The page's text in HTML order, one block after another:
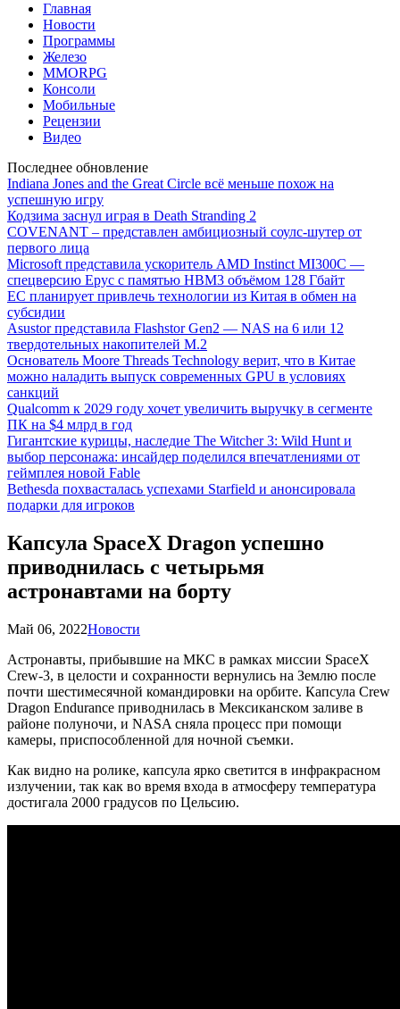
Главная
Новости
Программы
Железо
MMORPG
Консоли
Мобильные
Рецензии
Видео
Последнее обновление
Indiana Jones and the Great Circle всё меньше похож на
успешную игру
Кодзима заснул играя в Death Stranding 2
COVENANT – представлен амбициозный соулс-шутер от
первого лица
Microsoft представила ускоритель AMD Instinct MI300C —
спецверсию Epyc с памятью HBM3 объёмом 128 Гбайт
ЕС планирует привлечь технологии из Китая в обмен на
субсидии
Asustor представила Flashstor Gen2 — NAS на 6 или 12
твердотельных накопителей M.2
Основатель Moore Threads Technology верит, что в Китае
можно наладить выпуск современных GPU в условиях
санкций
Qualcomm к 2029 году хочет увеличить выручку в сегменте
ПК на $4 млрд в год
Гигантские курицы, наследие The Witcher 3: Wild Hunt и
выбор персонажа: инсайдер поделился впечатлениями от
геймплея новой Fable
Bethesda похвасталась успехами Starfield и анонсировала
подарки для игроков
Капсула SpaceX Dragon успешно
приводнилась с четырьмя
астронавтами на борту
Май 06, 2022Новости
Астронавты, прибывшие на МКС в рамках миссии SpaceX
Crew-3, в целости и сохранности вернулись на Землю после
почти шестимесячной командировки на орбите. Капсула Crew
Dragon Endurance приводнилась в Мексиканском заливе в
районе полуночи, и NASA сняла процесс при помощи
камеры, приспособленной для ночной съемки.
Как видно на ролике, капсула ярко светится в инфракрасном
излучении, так как во время входа в атмосферу температура
достигала 2000 градусов по Цельсию.